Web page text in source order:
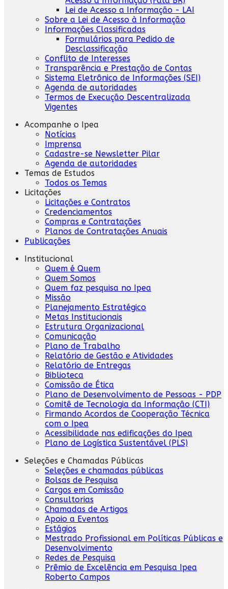
Lei de Acesso a Informação - LAI
Sobre a Lei de Acesso à Informação
Informações Classificadas
Formulários para Pedido de
Desclassificação
Conflito de Interesses
Transparência e Prestação de Contas
Sistema Eletrônico de Informações (SEI)
Agenda de autoridades
Termos de Execução Descentralizada
Vigentes
Acompanhe o Ipea
Notícias
Imprensa
Cadastre-se Newsletter Pilar
Agenda de autoridades
Temas de Estudos
Todos os Temas
Licitações
Licitações e Contratos
Credenciamentos
Compras e Contratações
Planos de Contratações Anuais
Publicações
Institucional
Quem é Quem
Quem Somos
Quem faz pesquisa no Ipea
Missão
Planejamento Estratégico
Metas Institucionais
Estrutura Organizacional
Comunicação
Plano de Trabalho
Relatório de Gestão e Atividades
Relatório de Entregas
Biblioteca
Comissão de Ética
Plano de Desenvolvimento de Pessoas - PDP
Comitê de Tecnologia da Informação (CTI)
Firmando Acordos de Cooperação Técnica
com o Ipea
Acessibilidade nas edificações do Ipea
Plano de Logística Sustentável (PLS)
Seleções e Chamadas Públicas
Seleções e chamadas públicas
Bolsas de Pesquisa
Cargos em Comissão
Consultorias
Chamadas de Artigos
Apoio a Eventos
Estágios
Mestrado Profissional em Políticas Públicas e
Desenvolvimento
Redes de Pesquisa
Prêmio de Excelência em Pesquisa Ipea
Roberto Campos